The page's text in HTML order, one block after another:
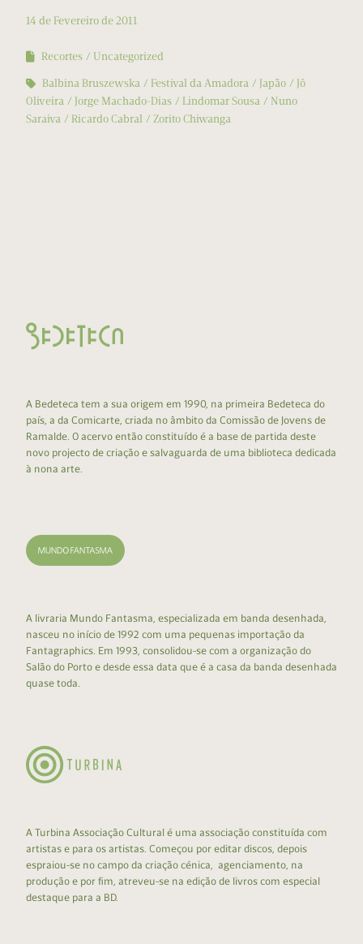
14 de Fevereiro de 2011
Recortes
Uncategorized
Balbina Bruszewska
Festival da Amadora Japão
Jô
Oliveira
Jorge Machado-Dias Lindomar Sousa
Nuno
Saraiva
Ricardo Cabral Zorito Chiwanga
A Bedeteca tem a sua origem em 1990, na primeira Bedeteca do
país, a da Comicarte, criada no âmbito da Comissão de Jovens de
Ramalde. O acervo então constituído é a base de partida deste
novo projecto de criação e salvaguarda de uma biblioteca dedicada
à nona arte.
A livraria Mundo Fantasma, especializada em banda desenhada,
nasceu no início de 1992 com uma pequenas importação da
Fantagraphics. Em 1993, consolidou-se com a organização do
Salão do Porto e desde essa data que é a casa da banda desenhada
quase toda.
A Turbina Associação Cultural é uma associação constituída com
artistas e para os artistas. Começou por editar discos, depois
espraiou-se no campo da criação cénica, agenciamento, na
produção e por fim, atreveu-se na edição de livros com especial
destaque para a BD.